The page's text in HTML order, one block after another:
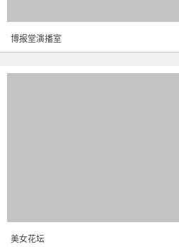
博报堂演播室
美女花坛